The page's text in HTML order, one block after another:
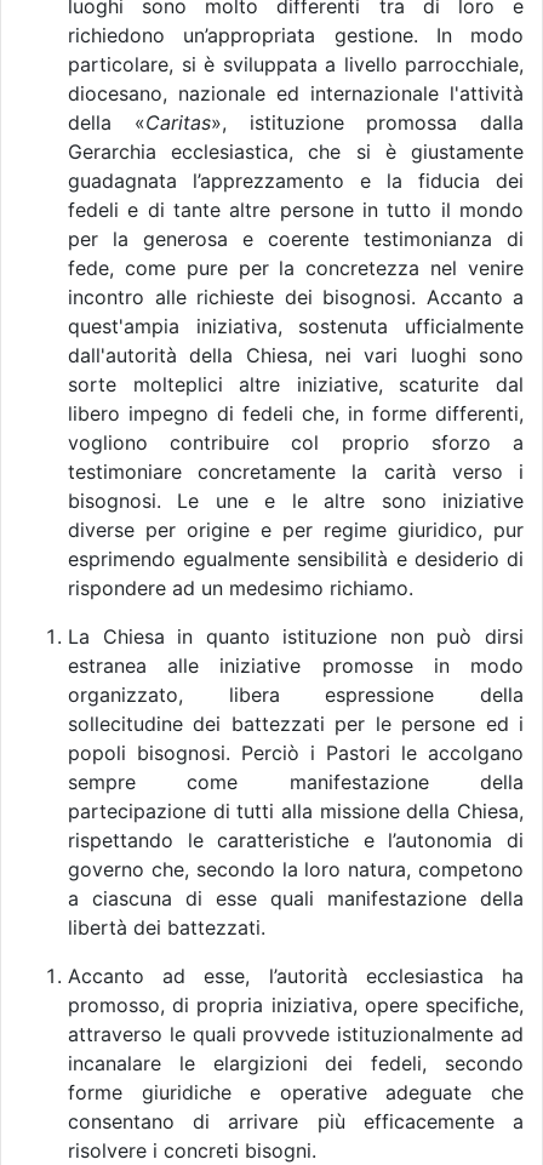
luoghi sono molto differenti tra di loro e
richiedono un’appropriata gestione. In modo
particolare, si è sviluppata a livello parrocchiale,
diocesano, nazionale ed internazionale l'attività
della «Caritas», istituzione promossa dalla
Gerarchia ecclesiastica, che si è giustamente
guadagnata l’apprezzamento e la fiducia dei
fedeli e di tante altre persone in tutto il mondo
per la generosa e coerente testimonianza di
fede, come pure per la concretezza nel venire
incontro alle richieste dei bisognosi. Accanto a
quest'ampia iniziativa, sostenuta ufficialmente
dall'autorità della Chiesa, nei vari luoghi sono
sorte molteplici altre iniziative, scaturite dal
libero impegno di fedeli che, in forme differenti,
vogliono contribuire col proprio sforzo a
testimoniare concretamente la carità verso i
bisognosi. Le une e le altre sono iniziative
diverse per origine e per regime giuridico, pur
esprimendo egualmente sensibilità e desiderio di
rispondere ad un medesimo richiamo.
La Chiesa in quanto istituzione non può dirsi
estranea alle iniziative promosse in modo
organizzato, libera espressione della
sollecitudine dei battezzati per le persone ed i
popoli bisognosi. Perciò i Pastori le accolgano
sempre come manifestazione della
partecipazione di tutti alla missione della Chiesa,
rispettando le caratteristiche e l’autonomia di
governo che, secondo la loro natura, competono
a ciascuna di esse quali manifestazione della
libertà dei battezzati.
Accanto ad esse, l’autorità ecclesiastica ha
promosso, di propria iniziativa, opere specifiche,
attraverso le quali provvede istituzionalmente ad
incanalare le elargizioni dei fedeli, secondo
forme giuridiche e operative adeguate che
consentano di arrivare più efficacemente a
risolvere i concreti bisogni.